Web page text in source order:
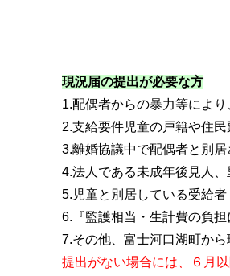
現況届の提出が必要な方
1.配偶者からの暴力等によ
2.支給要件児童の戸籍や住
3.離婚協議中で配偶者と別
4.法人である未成年後見人
5.児童と別居している受給者
6.『監護相当・生計費の負
7.その他、富士河口湖町か
提出がない場合には、６月